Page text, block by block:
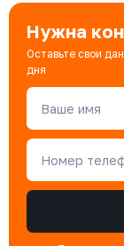
Нужна
Оставьте свои
дня
Ваше имя
Номер